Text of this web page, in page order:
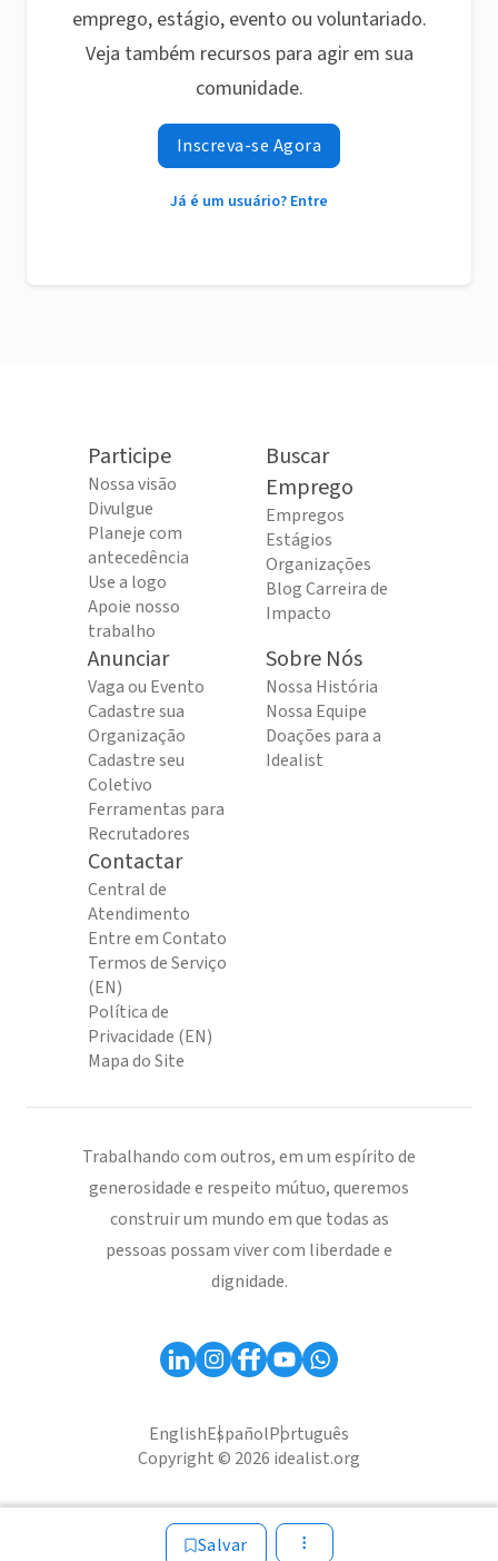
emprego, estágio, evento ou voluntariado.
Veja também recursos para agir em sua
comunidade.
Inscreva-se Agora
Já é um usuário? Entre
Salvar
Participe
Nossa visão
Divulgue
Planeje com
antecedência
Use a logo
Apoie nosso
trabalho
Buscar
Emprego
Empregos
Estágios
Organizações
Blog Carreira de
Impacto
Anunciar
Vaga ou Evento
Cadastre sua
Organização
Cadastre seu
Coletivo
Ferramentas para
Recrutadores
Sobre Nós
Nossa História
Nossa Equipe
Doações para a
Idealist
Contactar
Central de
Atendimento
Entre em Contato
Termos de Serviço
(EN)
Política de
Privacidade (EN)
Mapa do Site
Trabalhando com outros, em um espírito de
generosidade e respeito mútuo, queremos
construir um mundo em que todas as
pessoas possam viver com liberdade e
dignidade.
EnglishEspañolPortuguês
Copyright © 2026 idealist.org